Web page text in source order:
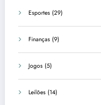
Esportes (29)
Finanças (9)
Jogos (5)
Leilões (14)